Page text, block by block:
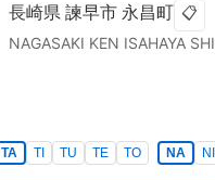
長崎県 諫早市 永昌町 📋
NAGASAKI KEN ISAHAYA SHI
TA TI TU TE TO NA NI